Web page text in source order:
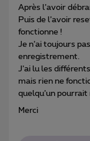
Après l’avoir
Puis de l’avoir
fonctionne !
Je n’ai toujours
enregistrement.
J’ai lu les
mais rien ne
quelqu’un pourrait
Merci